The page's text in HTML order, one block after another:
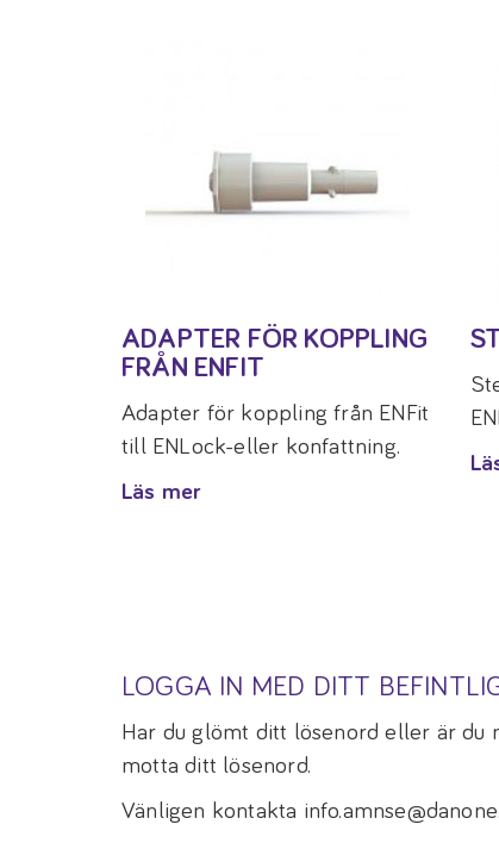
ADAPTER FÖR KOPPLING
FRÅN ENFIT
Adapter för koppling från ENFit
till ENLock-eller konfattning.
Läs mer
LOGGA IN MED DITT
Har du glömt ditt lösenord eller är du
motta ditt lösenord.
Vänligen kontakta